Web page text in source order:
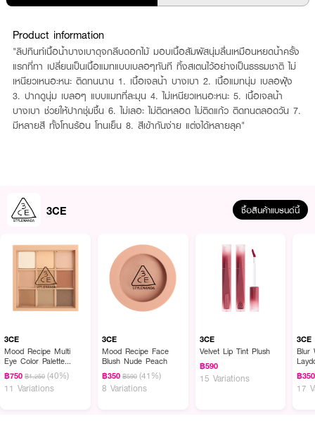
Product information
"ลิปทินท์เนื้อน้ำบางเบาดุจกลีบดอกไม้ มอบเนื้อสัมผัสนุ่มลื่นเหมือนหยดน้ำครั้ง
แรกที่ทา เปลี่ยนเป็นเนื้อแมทแบบเบลอๆทันที ทิ้งสเตนไว้อย่างเป็นธรรมชาติ ไม่
เหนียวเหนอะหนะ ติดทนนาน 1. เนื้อเจลน้ำ บางเบา 2. เนื้อแมทนุ่ม เบลอฟุ้ง
3. ปากดูนุ่ม เบลอๆ แบบแมทที่ละมุน 4. ไม่เหนียวเหนอะหนะ 5. เนื้อเจลน้ำ
บางเบา ช่วยให้ปากชุ่มชื้น 6. ไม่เลอะ ไม่ติดหลอด ไม่ติดแก้ว ติดทนตลอดวัน 7.
มีหลายสี ทั้งโทนร้อน โทนเย็น 8. สีเข้ากันง่าย แต่งได้หลายลุค"
3CE ซื้อสินค้าแบรนด์นี้
3CE
Mood Recipe Multi
Eye Color Palette
Smoother
฿750 ฿1,250 (40%)
11 Variations
3CE
Mood Recipe Face
Blush Nude Peach
฿350 ฿590 (41%)
8 Variations
3CE
Velvet Lip Tint Plush
฿590
15 Variations
3CE
Blur
฿350
17